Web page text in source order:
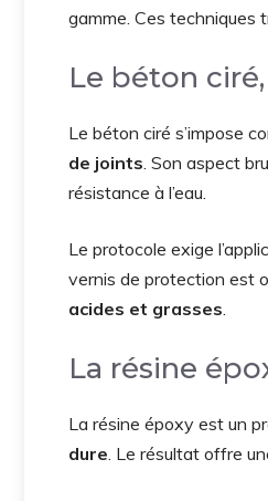
gamme. Ces techniques
Le béton
Le béton ciré s’impose
de joints. Son aspect
résistance à l’eau.
Le protocole exige
vernis de protection est
acides et grasses.
La résine
La résine époxy est un
dure. Le résultat offre